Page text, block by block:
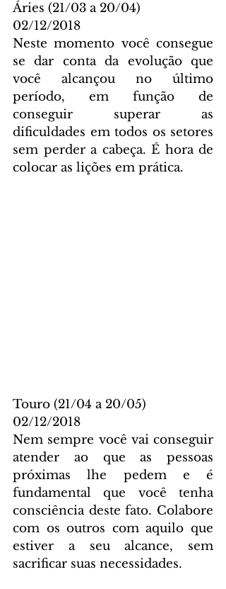
Áries (21/03 a 20/04)
02/12/2018
Neste momento você consegue
se dar conta da evolução que
você alcançou no último
período, em função de
conseguir superar as
dificuldades em todos os setores
sem perder a cabeça. É hora de
colocar as lições em prática.
Touro (21/04 a 20/05)
02/12/2018
Nem sempre você vai conseguir
atender ao que as pessoas
próximas lhe pedem e é
fundamental que você tenha
consciência deste fato. Colabore
com os outros com aquilo que
estiver a seu alcance, sem
sacrificar suas necessidades.